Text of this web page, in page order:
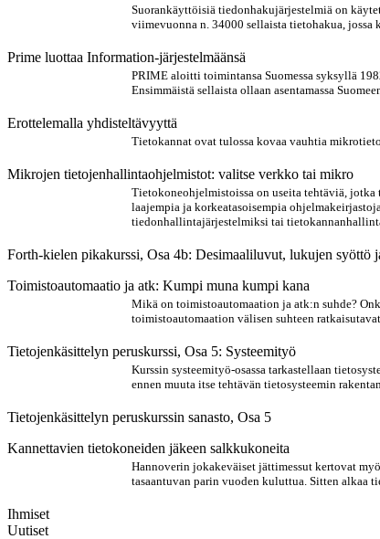
Suorankäyttöisiä tiedonhakujärjestelmiä on
viimevuonna n. 34000 sellaista tietohakua,
Prime luottaa Information-järjestelmäänsä
PRIME aloitti toimintansa Suomessa syksyllä
Ensimmäistä sellaista ollaan asentamassa
Erottelemalla yhdisteltävyyttä
Tietokannat ovat tulossa kovaa vauhtia
Mikrojen tietojenhallintaohjelmistot: valitse verkko tai mikro
Tietokoneohjelmistoissa on useita tehtäviä,
laajempia ja korkeatasoisempia
tiedonhallintajärjestelmiksi tai
Forth-kielen pikakurssi, Osa 4b: Desimaaliluvut, lukujen syöttö
Toimistoautomaatio ja atk: Kumpi muna kumpi kana
Mikä on toimistoautomaation ja atk:n suhde?
toimistoautomaation välisen suhteen
Tietojenkäsittelyn peruskurssi, Osa 5: Systeemityö
Kurssin systeemityö-osassa tarkastellaan
ennen muuta itse tehtävän tietosysteemin
Tietojenkäsittelyn peruskurssin sanasto, Osa 5
Kannettavien tietokoneiden jäkeen salkkukoneita
Hannoverin jokakeväiset jättimessut kertovat
tasaantuvan parin vuoden kuluttua. Sitten alkaa
Ihmiset
Uutiset